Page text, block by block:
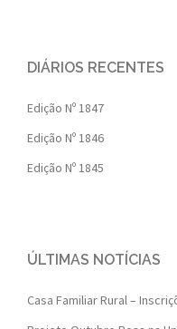
DIÁRIOS RECENTES
Edição Nº 1847
Edição Nº 1846
Edição Nº 1845
ÚLTIMAS NOTÍCIAS
Casa Familiar Rural –